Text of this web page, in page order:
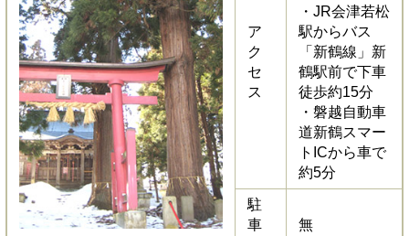
ア
ク
セ
ス
・JR会津若松
駅からバス
「新鶴線」新
鶴駅前で下車
徒歩約15分
・磐越自動車
道新鶴スマー
トICから車で
約5分
駐
車
無